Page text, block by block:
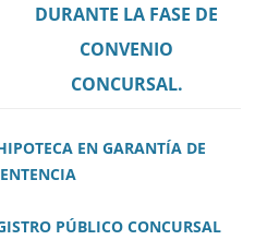
DURANTE LA FASE DE
CONVENIO
CONCURSAL.
EN GARANTÍA DE
PÚBLICO CONCURSAL